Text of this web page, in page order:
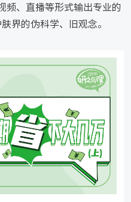
、直播等形式输出专业的
界的伪科学、旧观念。